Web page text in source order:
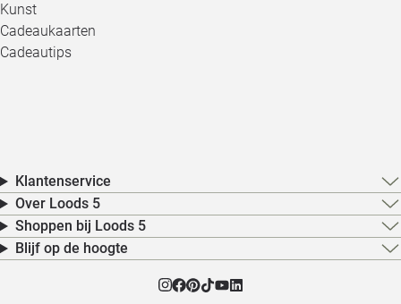
Kunst
Cadeaukaarten
Cadeautips
Klantenservice
Over Loods 5
Shoppen bij Loods 5
Blijf op de hoogte